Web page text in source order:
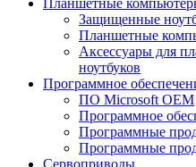
Планшетные
Защищенные
Планшетные
Аксессуары для
ноутбуков
Программное
ПО Microsoft OEM
Программное
Программные
Программные
Сервоприводы